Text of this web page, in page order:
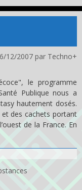
12/2007 par Techno+
le programme
Publique nous a
hautement dosés.
des cachets portant
de la France. En